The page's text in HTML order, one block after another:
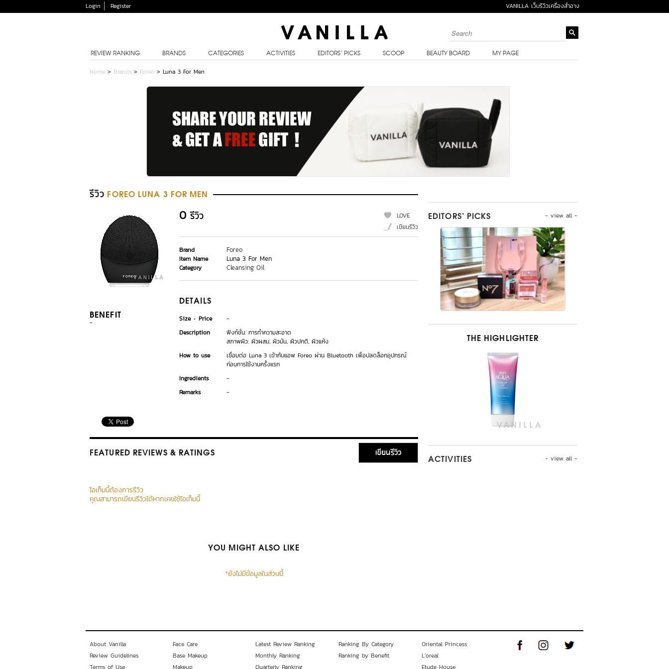
Login Register VANILLA เว็บรีวิวเครื่องสำอาง
REVIEW RANKING BRANDS CATEGORIES ACTIVITIES EDITORS’ PICKS SCOOP BEAUTY BOARD MY PAGE
Home > Brands > Foreo > Luna 3 For Men
รีวิว FOREO LUNA 3 FOR MEN
BENEFIT
-
0 รีวิว
LOVE
เขียนรีวิว
Brand Foreo
Item Name Luna 3 For Men
Category Cleansing Oil
DETAILS
Size Price
-
Description
ฟังก์ชั่น: การทำความสะอาด
สภาพผิว: ผิวผสม, ผิวมัน, ผิวปกติ, ผิวแห้ง
How to use
เชื่อมต่อ Luna 3 เข้ากับแอพ Foreo ผ่าน Bluetooth เพื่อปลดล็อกอุปกรณ์
ก่อนการใช้งานครั้งแรก
Ingredients
-
Remarks
-
FEATURED REVIEWS & RATINGS เขียนรีวิว
ไอเท็มนี้ต้องการรีวิว
คุณสามารถเขียนรีวิวได้หากเคยใช้ไอเท็มนี้
YOU MIGHT ALSO LIKE
*ยังไม่มีข้อมูลในส่วนนี้
- view all -
EDITORS’ PICKS
THE HIGHLIGHTER
- view all -
ACTIVITIES
About Vanilla
Review Guidelines
Terms of Use
Face Care
Base Makeup
Makeup
Latest Review Ranking
Monthly Ranking
Quarterly Ranking
Ranking By Category
Ranking by Benefit
Oriental Princess
L'oreal
Etude House